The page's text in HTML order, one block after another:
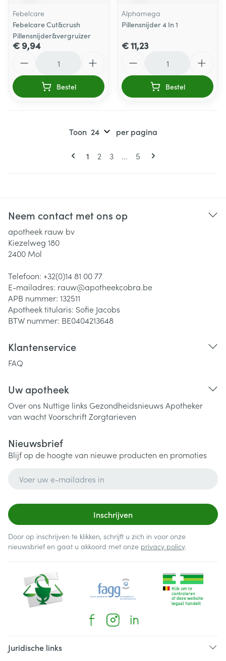
Febelcare
Febelcare Cut&crush
Pillensnijder&vergruizer
€ 9,94
Bestel
Alphamega
Pillensnijder 4 In 1
€ 11,23
Bestel
Pagina's
U lees momenteel pagina
1 Pagina
2 Pagina
3 ... Pagina
5
Toon per pagina
Neem contact met ons op
apotheek rauw bv
Kiezelweg 180
2400 Mol
Telefoon: +32(0)14 81 00 77
E-mailadres: rauw@apotheekcobra.be
APB nummer: 132511
Apotheek titularis: Sofie Jacobs
BTW nummer: BE0404213648
Klantenservice
FAQ
Uw apotheek
Over ons Nuttige links Gezondheidsnieuws Apotheker
van wachtVoorschriftZorgtarieven
Nieuwsbrief
Blijf op de hoogte van nieuwe producten en promoties
Inschrijven
Door op inschrijven te klikken, schrijft u zich in voor onze
nieuwsbrief en gaat u akkoord met onze privacy policy.
Juridische links